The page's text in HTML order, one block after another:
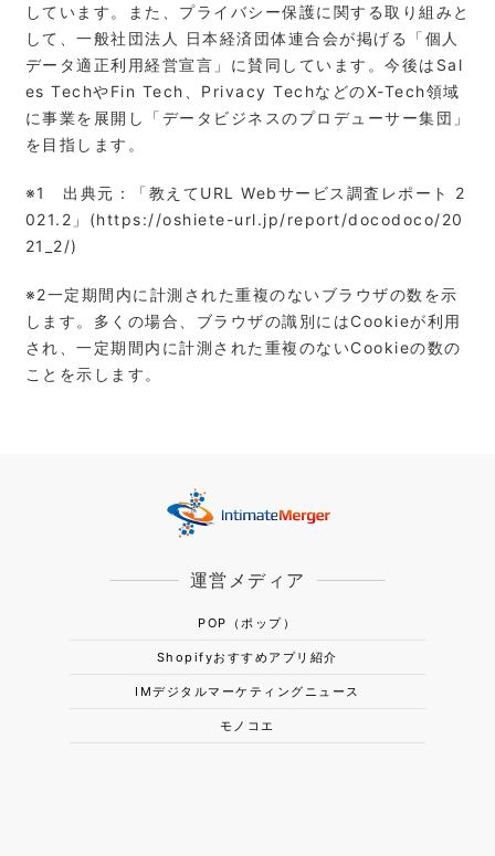
しています。また、プライバシー保護に関する取り組みと
して、一般社団法人 日本経済団体連合会が掲げる「個人
データ適正利用経営宣言」に賛同しています。今後はSal
es TechやFin Tech、Privacy TechなどのX-Tech領域
に事業を展開し「データビジネスのプロデューサー集団」
を目指します。
※1 出典元：「教えてURL Webサービス調査レポート 2
021.2」(https://oshiete-url.jp/report/docodoco/20
21_2/)
※2⼀定期間内に計測された重複のないブラウザの数を⽰
します。多くの場合、ブラウザの識別にはCookieが利⽤
され、⼀定期間内に計測された重複のないCookieの数の
ことを⽰します。
運営メディア
POP（ポップ）
Shopifyおすすめアプリ紹介
IMデジタルマーケティングニュース
モノコエ